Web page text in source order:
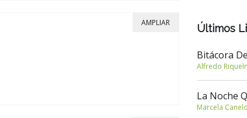
AMPLIAR Últimos
Bitácora
Alfredo
La Noche
Marcela Canelo